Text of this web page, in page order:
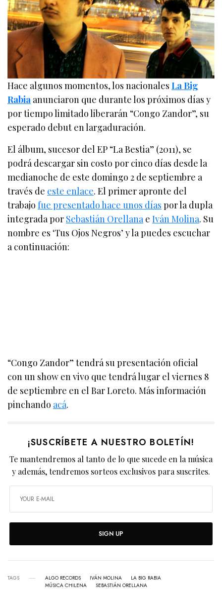
Hace algunos momentos, los nacionalesLa Big
Rabia anunciaron que durante los próximos días y
por tiempo limitado liberarán “Congo Zandor”, su
esperado debut en largaduración.
El álbum, sucesor del EP “La Bestia” (2011), se
podrá descargar sin costo por cinco días desde la
medianoche de este domingo 2 de septiembre a
través de este enlace. El primer apronte del
trabajofue presentado hace unos días por la dupla
integrada por Sebastián OrellanaeIván Molina. Su
nombre es ‘Tus Ojos Negros’ y la puedes escuchar
a continuación:
“Congo Zandor” tendrá su presentación oficial
con un show en vivo que tendrá lugar el viernes 8
de septiembre en el Bar Loreto. Más información
pinchando acá.
¡SUSCRÍBETE A NUESTRO BOLETÍN!
Te mantendremos al tanto de lo que sucede en la música
y además, tendremos sorteos exclusivos para suscrites.
SIGN UP
TAGS ALGO RECORDS IVÁN MOLINA
LA BIG RABIA
MÚSICA CHILENA
SEBASTIÁN ORELLANA